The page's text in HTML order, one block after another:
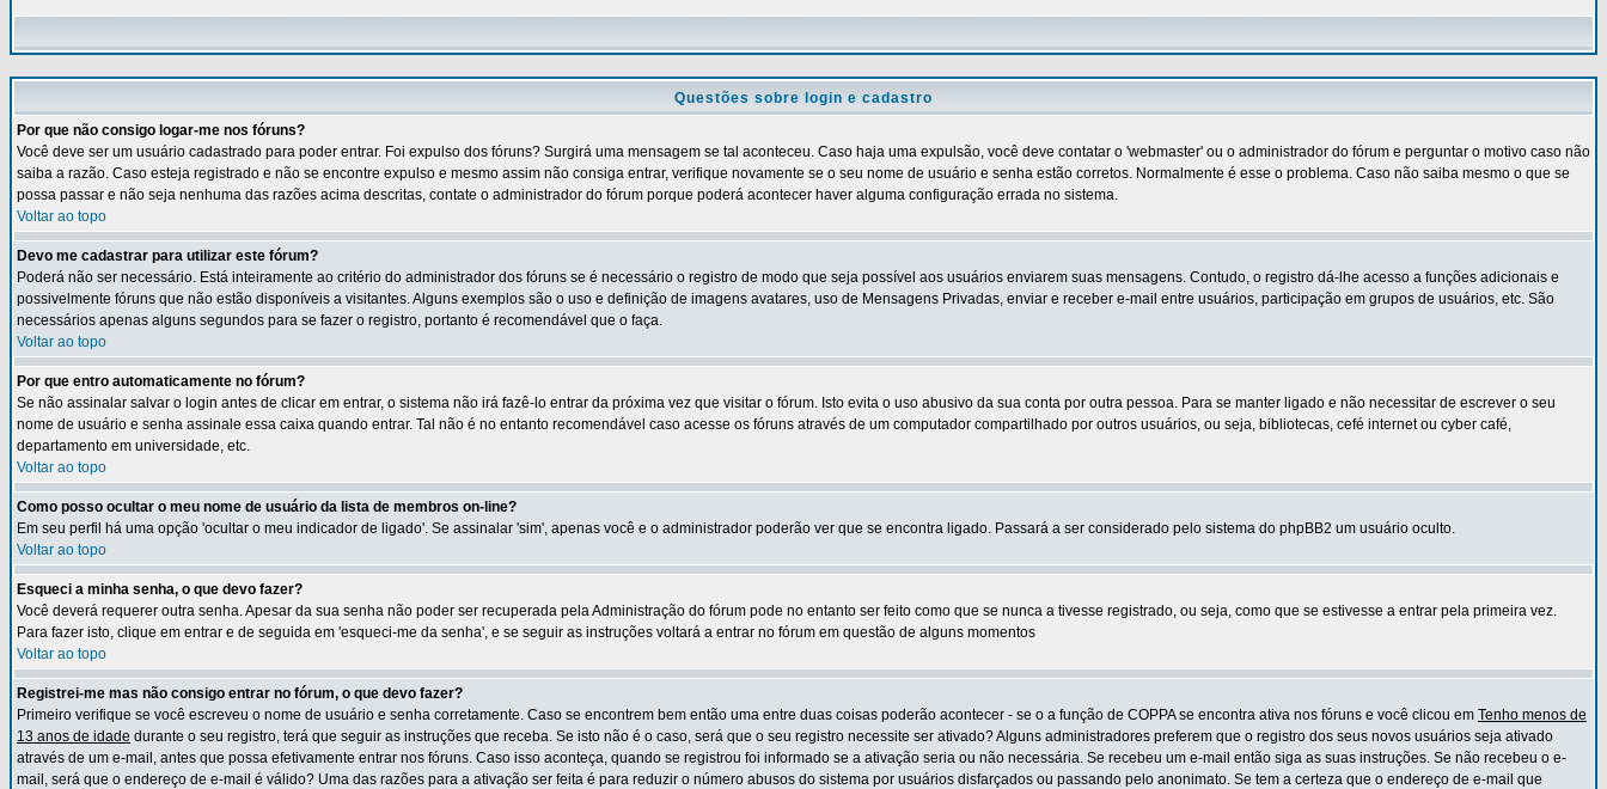
Questões sobre login e cadastro
Por que não consigo logar-me nos fóruns?
Você deve ser um usuário cadastrado para poder entrar. Foi expulso dos fóruns? Surgirá uma mensagem se tal aconteceu. Caso haja uma expulsão, você deve contatar o 'webmaster' ou o administrador do fórum e perguntar o motivo caso não
saiba a razão. Caso esteja registrado e não se encontre expulso e mesmo assim não consiga entrar, verifique novamente se o seu nome de usuário e senha estão corretos. Normalmente é esse o problema. Caso não saiba mesmo o que se
possa passar e não seja nenhuma das razões acima descritas, contate o administrador do fórum porque poderá acontecer haver alguma configuração errada no sistema.
Voltar ao topo
Devo me cadastrar para utilizar este fórum?
Poderá não ser necessário. Está inteiramente ao critério do administrador dos fóruns se é necessário o registro de modo que seja possível aos usuários enviarem suas mensagens. Contudo, o registro dá-lhe acesso a funções adicionais e
possivelmente fóruns que não estão disponíveis a visitantes. Alguns exemplos são o uso e definição de imagens avatares, uso de Mensagens Privadas, enviar e receber e-mail entre usuários, participação em grupos de usuários, etc. São
necessários apenas alguns segundos para se fazer o registro, portanto é recomendável que o faça.
Voltar ao topo
Por que entro automaticamente no fórum?
Se não assinalar salvar o login antes de clicar em entrar, o sistema não irá fazê-lo entrar da próxima vez que visitar o fórum. Isto evita o uso abusivo da sua conta por outra pessoa. Para se manter ligado e não necessitar de escrever o seu
nome de usuário e senha assinale essa caixa quando entrar. Tal não é no entanto recomendável caso acesse os fóruns através de um computador compartilhado por outros usuários, ou seja, bibliotecas, cefé internet ou cyber café,
departamento em universidade, etc.
Voltar ao topo
Como posso ocultar o meu nome de usuário da lista de membros on-line?
Em seu perfil há uma opção 'ocultar o meu indicador de ligado'. Se assinalar 'sim', apenas você e o administrador poderão ver que se encontra ligado. Passará a ser considerado pelo sistema do phpBB2 um usuário oculto.
Voltar ao topo
Esqueci a minha senha, o que devo fazer?
Você deverá requerer outra senha. Apesar da sua senha não poder ser recuperada pela Administração do fórum pode no entanto ser feito como que se nunca a tivesse registrado, ou seja, como que se estivesse a entrar pela primeira vez.
Para fazer isto, clique em entrar e de seguida em 'esqueci-me da senha', e se seguir as instruções voltará a entrar no fórum em questão de alguns momentos
Voltar ao topo
Registrei-me mas não consigo entrar no fórum, o que devo fazer?
Primeiro verifique se você escreveu o nome de usuário e senha corretamente. Caso se encontrem bem então uma entre duas coisas poderão acontecer - se o a função de COPPA se encontra ativa nos fóruns e você clicou em Tenho menos de
13 anos de idade durante o seu registro, terá que seguir as instruções que receba. Se isto não é o caso, será que o seu registro necessite ser ativado? Alguns administradores preferem que o registro dos seus novos usuários seja ativado
através de um e-mail, antes que possa efetivamente entrar nos fóruns. Caso isso aconteça, quando se registrou foi informado se a ativação seria ou não necessária. Se recebeu um e-mail então siga as suas instruções. Se não recebeu o e-
mail, será que o endereço de e-mail é válido? Uma das razões para a ativação ser feita é para reduzir o número abusos do sistema por usuários disfarçados ou passando pelo anonimato. Se tem a certeza que o endereço de e-mail que